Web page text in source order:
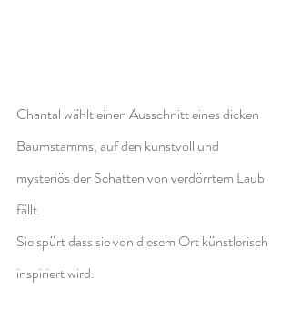
Chantal wählt einen Ausschnitt eines dicken
Baumstamms, auf den kunstvoll und
mysteriös der Schatten von verdörrtem Laub
fällt.
Sie spürt dass sie von diesem Ort künstlerisch
inspiriert wird.